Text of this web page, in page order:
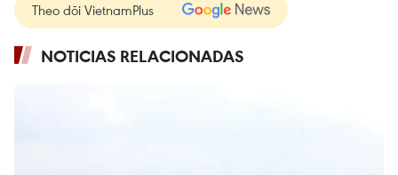
Theo dõi VietnamPlus
NOTICIAS RELACIONADAS